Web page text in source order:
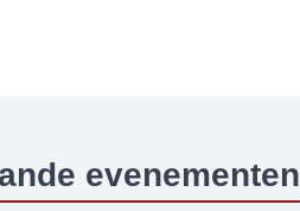
evenementen